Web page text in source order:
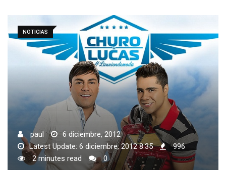
NOTICIAS
paul
6 diciembre, 2012
Latest Update: 6 diciembre, 2012 8:35
996
2 minutes read
0